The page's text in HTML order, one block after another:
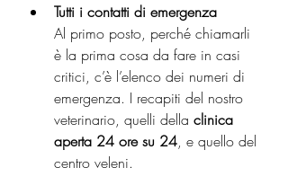
Tutti i contatti di emergenza
Al primo posto, perché chiamarli
è la prima cosa da fare in casi
critici, c’è l’elenco dei numeri di
emergenza. I recapiti del nostro
veterinario, quelli della clinica
aperta 24 ore su 24, e quello del
centro veleni.